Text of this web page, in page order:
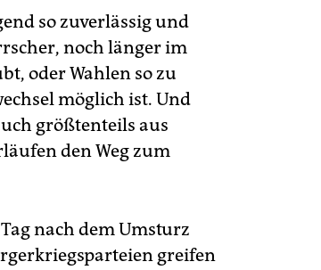
so zuverlässig und
noch länger im
oder Wahlen so zu
möglich ist. Und
größtenteils aus
den Weg zum
nach dem Umsturz
greifen